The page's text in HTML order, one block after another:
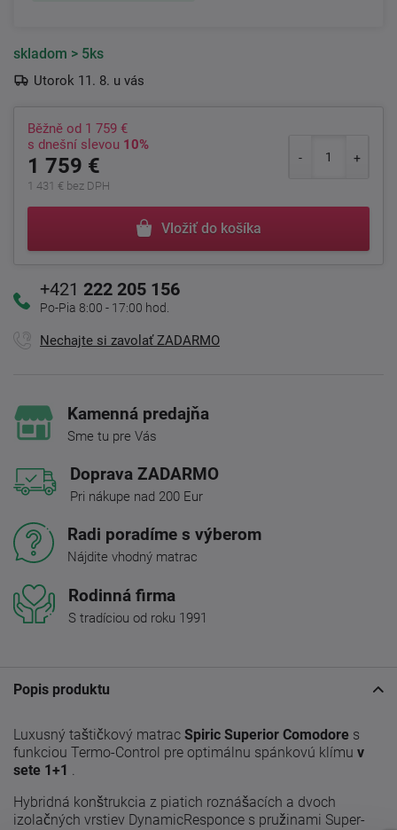
skladom > 5ks
Utorok 11. 8. u vás
Běžně od 1 759 €
s dnešní slevou 10%
1 759 €
1 431 € bez DPH
Vložiť do košíka
+421 222 205 156
Po-Pia 8:00 - 17:00 hod.
Nechajte si zavolať ZADARMO
Kamenná predajňa
Sme tu pre Vás
Doprava ZADARMO
Pri nákupe nad 200 Eur
Radi poradíme s výberom
Nájdite vhodný matrac
Rodinná firma
S tradíciou od roku 1991
Popis produktu
Luxusný taštičkový matrac Spiric Superior Comodore s
funkciou Termo-Control pre optimálnu spánkovú klímu v
sete 1+1
Hybridná konštrukcia z piatich roznášacích a dvoch
izolačných vrstiev DynamicResponce s pružinami Super-